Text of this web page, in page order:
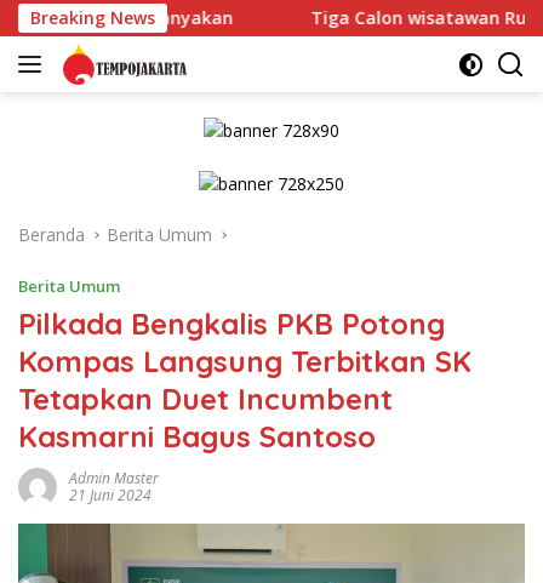
Langsung
ke
konten
Breaking NewsTiga Calon wisatawan Rugi Rp66 Juta, Jadi
Beranda Berita Umum
Berita Umum
Pilkada Bengkalis PKB Potong
Kompas Langsung Terbitkan SK
Tetapkan Duet Incumbent
Kasmarni Bagus Santoso
Admin Master
21 Juni 2024